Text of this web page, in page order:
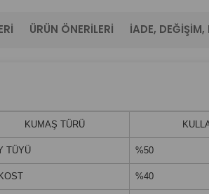
ÜRÜN ÖNERILERI İADE, DEĞIŞIM,
KUMAŞ TÜRÜ
TÜYÜ %50
%40